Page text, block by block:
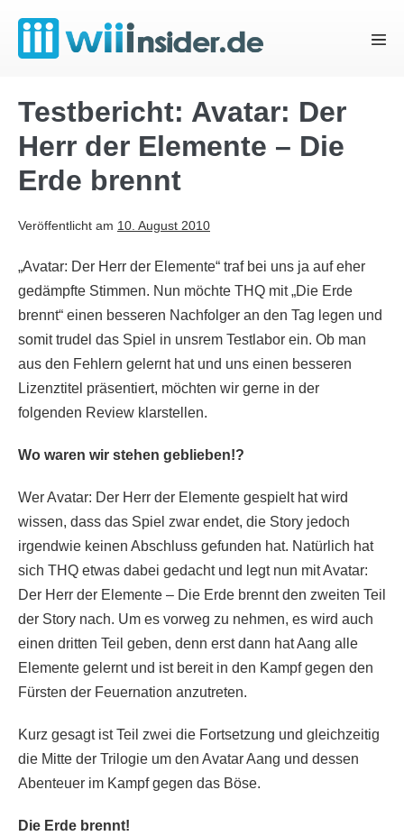
Inhalt
springen
Testbericht: Avatar: Der
Herr der Elemente – Die
Erde brennt
Veröffentlicht am 10. August 2010
„Avatar: Der Herr der Elemente“ traf bei uns ja auf eher
gedämpfte Stimmen. Nun möchte THQ mit „Die Erde
brennt“ einen besseren Nachfolger an den Tag legen und
somit trudel das Spiel in unsrem Testlabor ein. Ob man
aus den Fehlern gelernt hat und uns einen besseren
Lizenztitel präsentiert, möchten wir gerne in der
folgenden Review klarstellen.
Wo waren wir stehen geblieben!?
Wer Avatar: Der Herr der Elemente gespielt hat wird
wissen, dass das Spiel zwar endet, die Story jedoch
irgendwie keinen Abschluss gefunden hat. Natürlich hat
sich THQ etwas dabei gedacht und legt nun mit Avatar:
Der Herr der Elemente – Die Erde brennt den zweiten Teil
der Story nach. Um es vorweg zu nehmen, es wird auch
einen dritten Teil geben, denn erst dann hat Aang alle
Elemente gelernt und ist bereit in den Kampf gegen den
Fürsten der Feuernation anzutreten.
Kurz gesagt ist Teil zwei die Fortsetzung und gleichzeitig
die Mitte der Trilogie um den Avatar Aang und dessen
Abenteuer im Kampf gegen das Böse.
Die Erde brennt!